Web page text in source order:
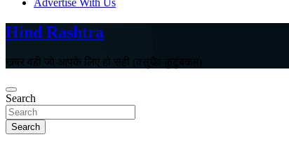
Advertise With Us
Hind Rashtra
खबर वही जो आपके लिए हो सही (वसुधैव कुटुंबकम)
Search
Search